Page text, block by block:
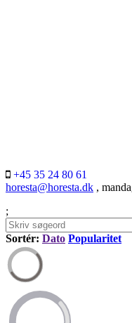
+45 35 24 80 61
horesta@horesta.dk ,
;
Sortér: Dato Popularitet